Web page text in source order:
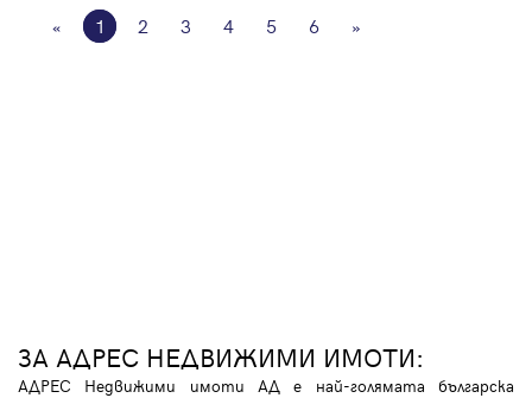
« 1 2 3 4 5 6 »
ЗА АДРЕС НЕДВИЖИМИ ИМОТИ:
АДРЕС Недвижими имоти АД е най-голямата българска